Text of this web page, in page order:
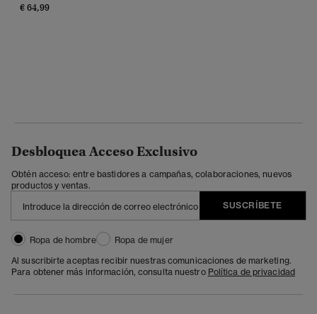
€ 64,99
Desbloquea Acceso Exclusivo
Obtén acceso: entre bastidores a campañas, colaboraciones, nuevos
productos y ventas.
SUSCRÍBETE
Ropa de hombre
Ropa de mujer
Al suscribirte aceptas recibir nuestras comunicaciones de marketing.
Para obtener más información, consulta nuestro Política de privacidad